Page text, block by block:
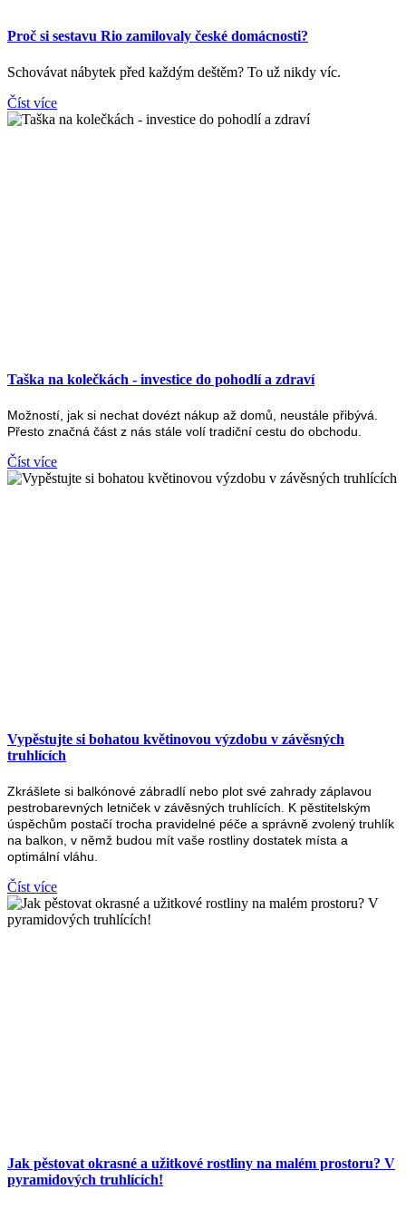
Proč si sestavu Rio zamilovaly české domácnosti?
Schovávat nábytek před každým deštěm? To už nikdy víc.
Číst více
Taška na kolečkách - investice do pohodlí a zdraví
Možností, jak si nechat dovézt nákup až domů, neustále přibývá.
Přesto značná část z nás stále volí tradiční cestu do obchodu.
Číst více
Vypěstujte si bohatou květinovou výzdobu v závěsných
truhlících
Zkrášlete si balkónové zábradlí nebo plot své zahrady záplavou
pestrobarevných letniček v závěsných truhlících. K pěstitelským
úspěchům postačí trocha pravidelné péče a správně zvolený truhlík
na balkon, v němž budou mít vaše rostliny dostatek místa a
optimální vláhu.
Číst více
Jak pěstovat okrasné a užitkové rostliny na malém prostoru? V
pyramidových truhlících!